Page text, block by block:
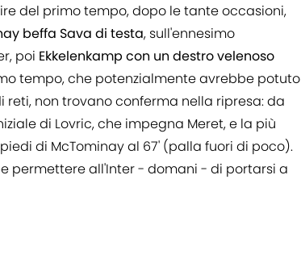
del primo tempo, dopo le tante occasioni,
beffa Sava di testa, sull'ennesimo
poi Ekkelenkamp con un destro velenoso
tempo, che potenzialmente avrebbe potuto
non trovano conferma nella ripresa: da
di Lovric, che impegna Meret, e la più
di McTominay al 67' (palla fuori di poco).
permettere all'Inter - domani - di portarsi a